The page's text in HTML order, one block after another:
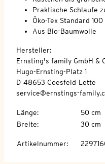
Praktische Schlaufe
Öko-Tex Standard
Aus Bio-Baumwolle
Hersteller:
Ernsting's family GmbH &
Hugo-Ernsting-Platz 1
D-48653 Coesfeld-Lette
service@ernstings-
Länge:
50 cm
Breite: 30 cm
Artikelnummer: